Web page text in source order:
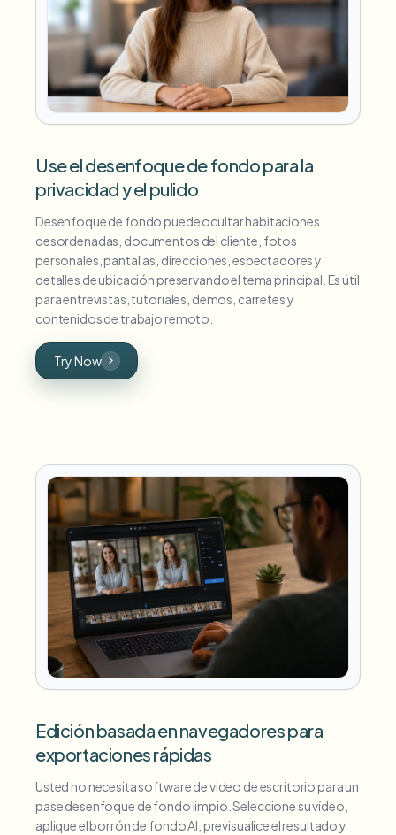
Use el desenfoque de fondo para la
privacidad y el pulido
Desenfoque de fondo puede ocultar habitaciones
desordenadas, documentos del cliente, fotos
personales, pantallas, direcciones, espectadores y
detalles de ubicación preservando el tema principal. Es útil
para entrevistas, tutoriales, demos, carretes y
contenidos de trabajo remoto.
Try Now
Edición basada en navegadores para
exportaciones rápidas
Usted no necesita software de video de escritorio para un
pase desenfoque de fondo limpio. Seleccione su vídeo,
aplique el borrón de fondo AI, previsualice el resultado y